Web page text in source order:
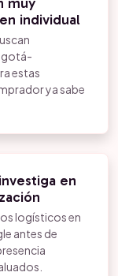
individual
estas
ya sabe
en
logísticos en
antes de